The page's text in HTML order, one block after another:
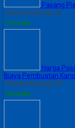
Pasang
*Harga Hubungi CS
Tersedia
Harga
Biaya Pembuatan
*Harga Hubungi CS
Tersedia